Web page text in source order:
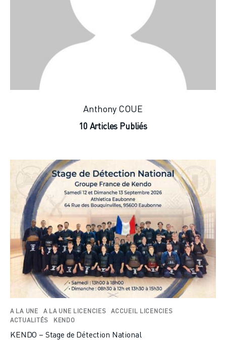
Anthony COUE
10 Articles Publiés
A LA UNE A LA UNE LICENCIES
ACCUEIL LICENCIES
ACTUALITÉS
KENDO
KENDO – Stage de Détection National